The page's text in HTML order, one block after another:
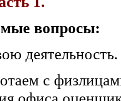
вопросы:
деятельность.
с